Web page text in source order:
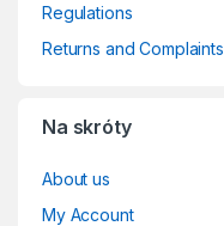
Regulations
Returns and Complaints
Na skróty
About us
My Account